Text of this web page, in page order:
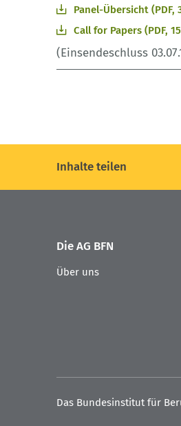
Panel-Übersicht (PDF,
Call for Papers (PDF,
(Einsendeschluss
Inhalte teilen
Die AG BFN
Über uns
Das Bundesinstitut für